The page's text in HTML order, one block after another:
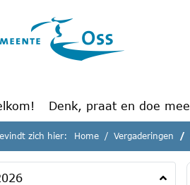
van deze pagina
Denk, praat en doe mee
zich hier: Home Vergaderingen